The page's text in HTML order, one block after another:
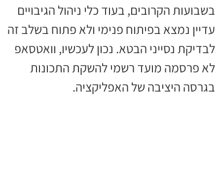
בשבועות הקרובים, בעוד כלי ניהול הגיבויים
עדיין נמצא בפיתוח פנימי ולא פתוח בשלב זה
לבדיקת נסייני הבטא. נכון לעכשיו, וואטסאפ
לא פרסמה מועד רשמי להשקת התכונות
בגרסה היציבה של האפליקציה.